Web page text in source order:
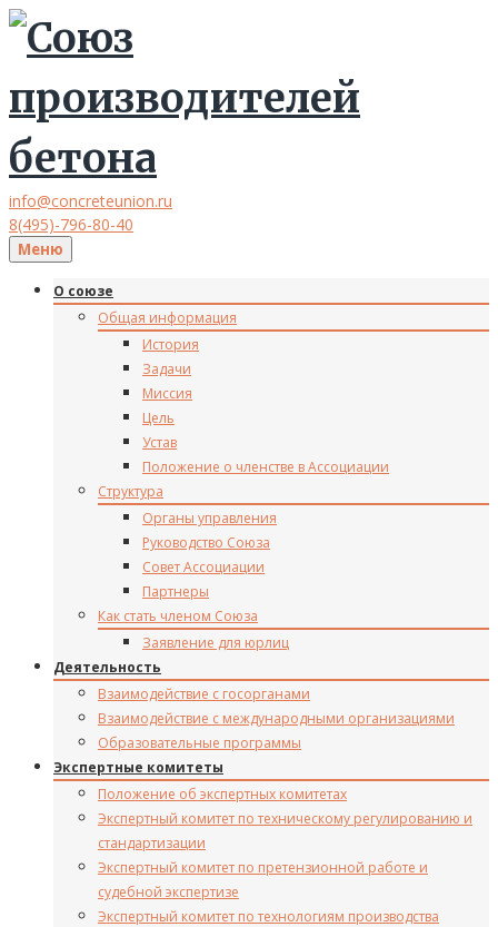
info@concreteunion.ru
8(495)-796-80-40
Меню
О союзе
Общая информация
История
Задачи
Миссия
Цель
Устав
Положение о членстве в Ассоциации
Структура
Органы управления
Руководство Союза
Совет Ассоциации
Партнеры
Как стать членом Союза
Заявление для юрлиц
Деятельность
Взаимодействие с госорганами
Взаимодействие с международными организациями
Образовательные программы
Экспертные комитеты
Положение об экспертных комитетах
Экспертный комитет по техническому регулированию и
стандартизации
Экспертный комитет по претензионной работе и
судебной экспертизе
Экспертный комитет по технологиям производства